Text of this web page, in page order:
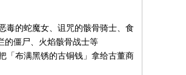
的蛇魔女、诅咒的骸骨骑士、食
的僵尸、火焰骸骨战士等
布满黑锈的古铜钱」拿给古董商